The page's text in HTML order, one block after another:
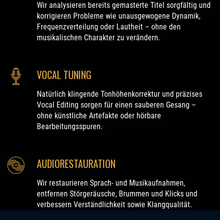
Wir analysieren bereits gemasterte Titel sorgfältig und
korrigieren Probleme wie unausgewogene Dynamik,
Frequenzverteilung oder Lautheit – ohne den
musikalischen Charakter zu verändern.
VOCAL TUNING
Natürlich klingende Tonhöhenkorrektur und präzises
Vocal Editing sorgen für einen sauberen Gesang –
ohne künstliche Artefakte oder hörbare
Bearbeitungsspuren.
AUDIORESTAURATION
Wir restaurieren Sprach- und Musikaufnahmen,
entfernen Störgeräusche, Brummen und Klicks und
verbessern Verständlichkeit sowie Klangqualität.